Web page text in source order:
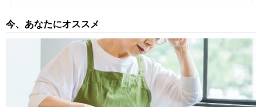
有料 【第256回】 為替介入再開は〈7月末～8月前半〉が“本
針」修正に隠された通貨当局の“思惑”【国際金融アナリストが解
有料 【第255回】 1ドル＝162円突破…「経常黒字大国」なのに
円安が止まらないのはなぜか？背景にある高市政権への〈財政不
安〉と意外な“打開策”【国際金融アナリストが解説】
今、あなたにオススメ